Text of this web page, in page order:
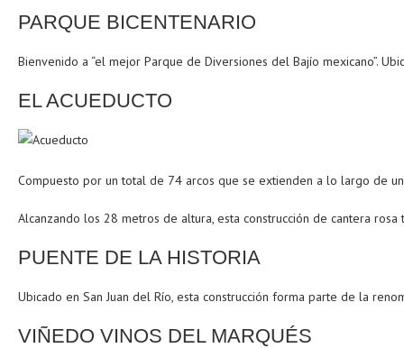
PARQUE BICENTENARIO
Bienvenido a “el mejor Parque de Diversiones del Bajío mexicano”.
EL ACUEDUCTO
Compuesto por un total de 74 arcos que se extienden a lo largo de
Alcanzando los 28 metros de altura, esta construcción de cantera
PUENTE DE LA HISTORIA
Ubicado en San Juan del Río, esta construcción forma parte de la
VIÑEDO VINOS DEL MARQUÉS